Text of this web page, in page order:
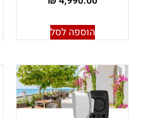
הוספה לסל